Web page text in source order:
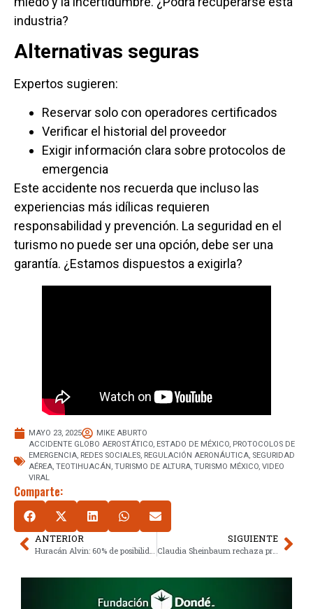
industria?
Alternativas seguras
Expertos sugieren:
Reservar solo con operadores certificados
Verificar el historial del proveedor
Exigir información clara sobre protocolos de
emergencia
Este accidente nos recuerda que incluso las
experiencias más idílicas requieren
responsabilidad y prevención. La seguridad en el
turismo no puede ser una opción, debe ser una
garantía. ¿Estamos dispuestos a exigirla?
MAYO 23, 2025
MIKE ABURTO
ACCIDENTE GLOBO AEROSTÁTICO, ESTADO DE MÉXICO, PROTOCOLOS DE
EMERGENCIA, REDES SOCIALES, REGULACIÓN AERONÁUTICA, SEGURIDAD
AÉREA, TEOTIHUACÁN, TURISMO DE ALTURA, TURISMO MÉXICO, VIDEO
VIRAL
Comparte:
ANTERIOR SIGUIENTE
Claudia Sheinbaum rechaza protestas de la CNTE tras encuesta de rechazo